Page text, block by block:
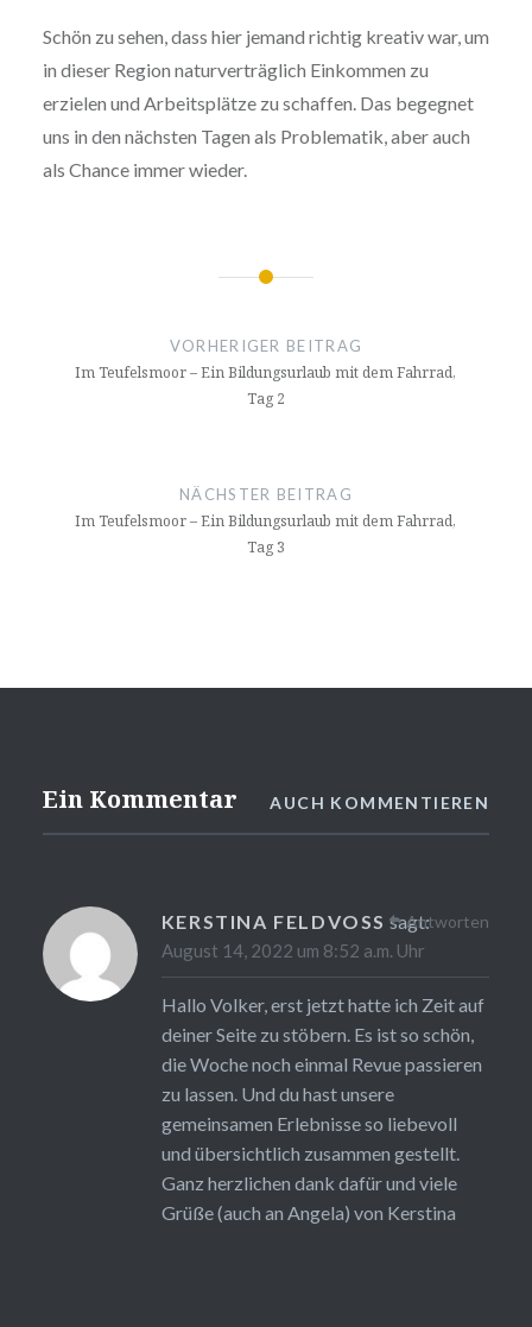
Schön zu sehen, dass hier jemand richtig kreativ war, um
in dieser Region naturverträglich Einkommen zu
erzielen und Arbeitsplätze zu schaffen. Das begegnet
uns in den nächsten Tagen als Problematik, aber auch
als Chance immer wieder.
Beitragsnavigation
VORHERIGER BEITRAG
Im Teufelsmoor – Ein Bildungsurlaub mit dem Fahrrad,
Tag 2
NÄCHSTER BEITRAG
Im Teufelsmoor – Ein Bildungsurlaub mit dem Fahrrad,
Tag 3
Ein Kommentar AUCH KOMMENTIEREN
KERSTINA FELDVOSS sagt:
August 14, 2022 um 8:52 a.m. Uhr
Hallo Volker, erst jetzt hatte ich Zeit auf
deiner Seite zu stöbern. Es ist so schön,
die Woche noch einmal Revue passieren
zu lassen. Und du hast unsere
gemeinsamen Erlebnisse so liebevoll
und übersichtlich zusammen gestellt.
Ganz herzlichen dank dafür und viele
Grüße (auch an Angela) von Kerstina
Antworten